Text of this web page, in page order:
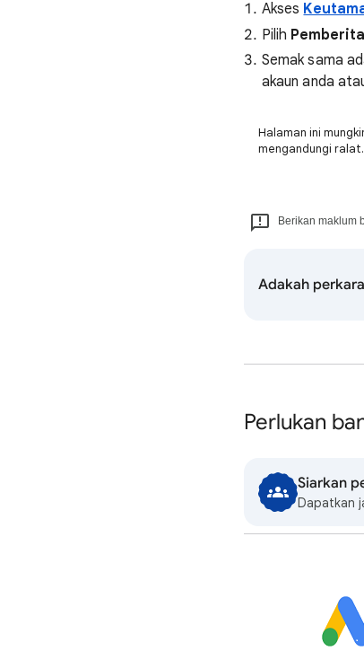
Akses
Pilih
Semak sama
akaun anda
Halaman ini
mengandungi ralat.
Berikan maklum
Adakah
Perlukan
Siarkan
Dapatkan